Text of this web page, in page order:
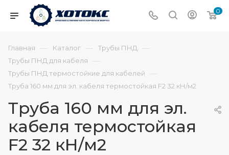
0
Главная — Каталог — Трубы ПНД —
Трубы ПНД для кабеля —
Трубы ПНД термостойкие для кабелей —
Труба 160 мм для эл. кабеля термостойкая F2 32 кН/м2
Труба 160 мм для эл.
кабеля термостойкая
F2 32 кН/м2